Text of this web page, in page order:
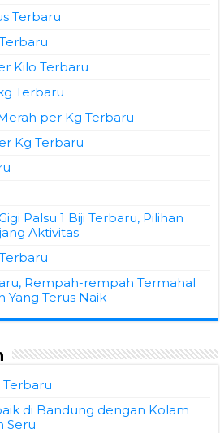
Terbaru
Kilo Terbaru
Terbaru
per Kg Terbaru
Kg Terbaru
Palsu 1 Biji Terbaru, Pilihan
Aktivitas
Rempah-rempah Termahal
Yang Terus Naik
di Bandung dengan Kolam
Seru